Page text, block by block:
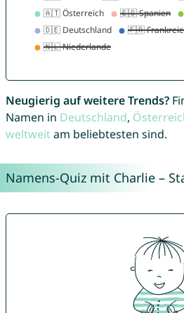
Neugierig auf weitere Trends?
Namen in Deutschland,
weltweitam beliebtesten sind.
Namens-Quiz mit Charlie –